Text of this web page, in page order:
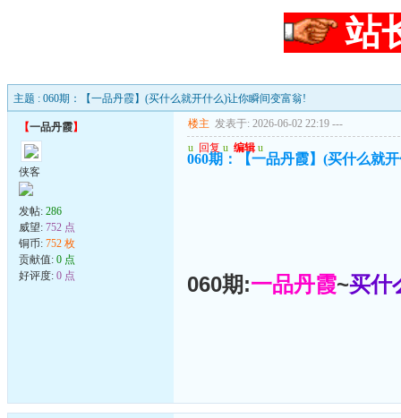
站
主题 : 060期：【一品丹霞】(买什么就开什么)让你瞬间变富翁!
【一品丹霞】
侠客
发帖: 286
威望: 752 点
铜币: 752 枚
贡献值: 0 点
好评度: 0 点
楼主 发表于: 2026-06-02 22:19 ---
u 回复 u 编辑 u
060期：【一品丹霞】(买什么就
060期:一品丹霞~买什